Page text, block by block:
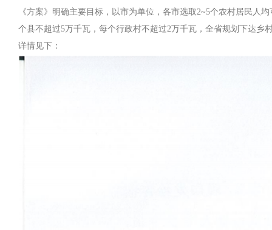
《方案》明确主要目标，以市为单位，各市选取2~5个农村居民人
个县不超过5万千瓦，每个行政村不超过2万千瓦，全省规划下达乡
详情见下：